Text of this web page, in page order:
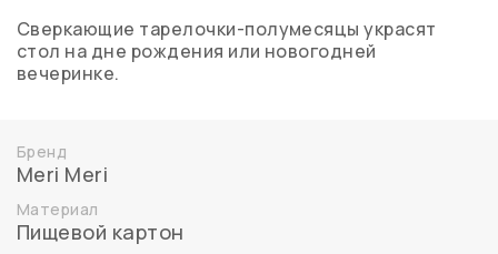
Сверкающие тарелочки-полумесяцы украсят
стол на дне рождения или новогодней
вечеринке.
Бренд
Meri Meri
Материал
Пищевой картон